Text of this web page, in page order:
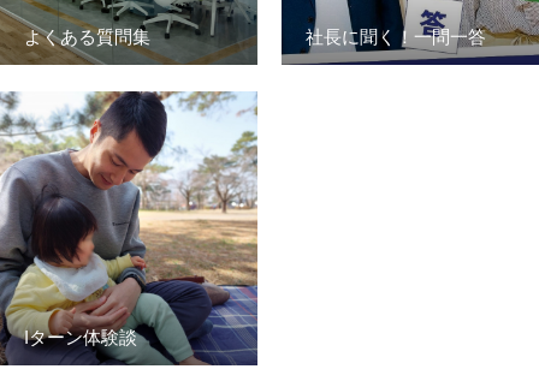
BLOG
よくある質問集 社長に聞く！一問一答
Iターン体験談